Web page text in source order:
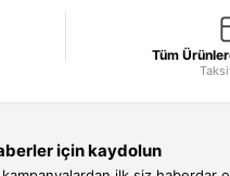
Tüm
için kaydolun